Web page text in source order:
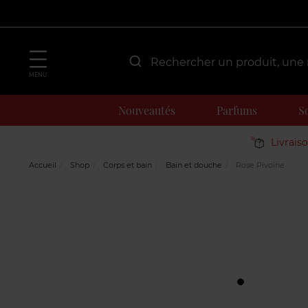
MENU
Nouveautés Parfums
Accueil Shop Corps et bain Bain et douche Rose Pivoine